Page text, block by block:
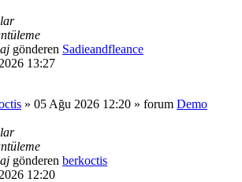
gönderen Sadieandfleance
13:27
» 05 Ağu 2026 12:20 » forum Demo
gönderen berkoctis
12:20